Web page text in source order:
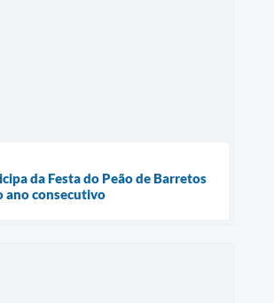
da Festa do Peão de Barretos
ano consecutivo